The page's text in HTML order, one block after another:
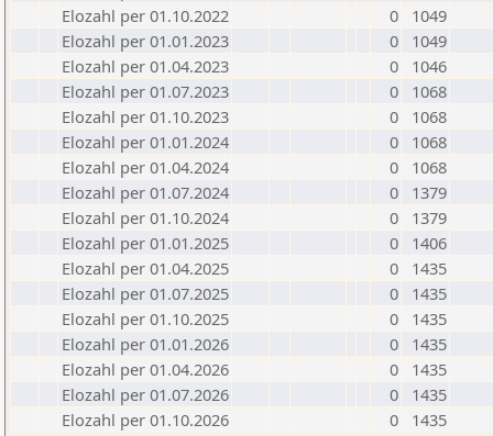
Elozahl per 01.10.2022
0
1049
Elozahl per 01.01.2023
0
1049
Elozahl per 01.04.2023
0
1046
Elozahl per 01.07.2023
0
1068
Elozahl per 01.10.2023
0
1068
Elozahl per 01.01.2024
0
1068
Elozahl per 01.04.2024
0
1068
Elozahl per 01.07.2024
0
1379
Elozahl per 01.10.2024
0
1379
Elozahl per 01.01.2025
0
1406
Elozahl per 01.04.2025
0
1435
Elozahl per 01.07.2025
0
1435
Elozahl per 01.10.2025
0
1435
Elozahl per 01.01.2026
0
1435
Elozahl per 01.04.2026
0
1435
Elozahl per 01.07.2026
0
1435
Elozahl per 01.10.2026
0 1435